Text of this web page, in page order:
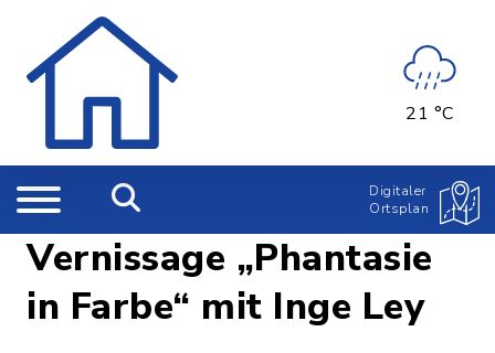
21 °C
Digitaler
Ortsplan
Vernissage „Phantasie
in Farbe“ mit Inge Ley